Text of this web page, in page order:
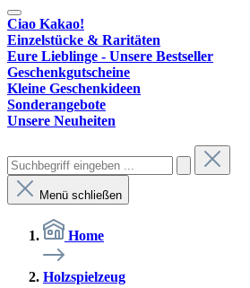
Ciao Kakao!
Einzelstücke & Raritäten
Eure Lieblinge - Unsere Bestseller
Geschenkgutscheine
Kleine Geschenkideen
Sonderangebote
Unsere Neuheiten
Menü schließen
Home
Holzspielzeug